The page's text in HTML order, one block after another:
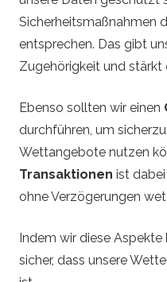
Sicherheitsmaßnahmen
entsprechen. Das gibt
Zugehörigkeit und stärkt
Ebenso sollten wir einen
durchführen, um
Wettangebote nutzen
Transaktionen ist
ohne Verzögerungen
Indem wir diese
sicher, dass unsere